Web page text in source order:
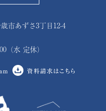
市あずさ3丁目12-4
（水 定休）